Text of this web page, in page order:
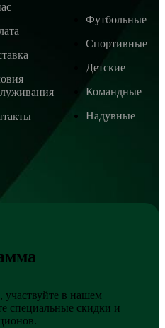
Футбольные
Спортивные
Детские
Командные
Надувные
участвуйте в нашем
специальные скидки и